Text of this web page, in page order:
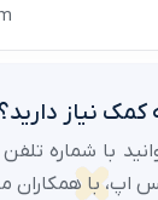
کمک نیاز دارید؟
با شماره
اپ، با همکاران